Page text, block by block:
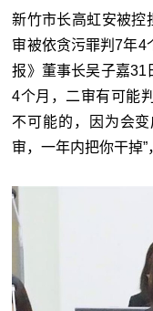
新竹市长高虹安被控
审被依贪污罪判7年4
报》董事长吴子嘉31
4个月，二审有可能
不可能的，因为会
审，一年内把你干掉”